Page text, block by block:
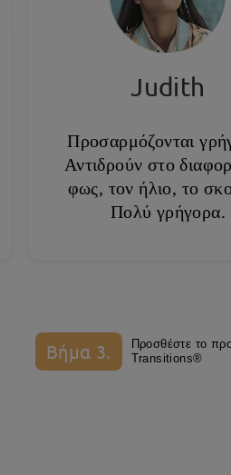
Judith
Προσαρμόζονται
Αντιδρούν στο
φως, τον ήλιο, το
Πολύ γρήγορα.
Βήμα 3.
Προσθέστε το
Transitions®